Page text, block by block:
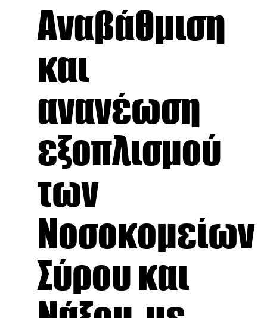
Αναβάθμιση
και
ανανέωση
εξοπλισμού
των
Νοσοκομείων
Σύρου και